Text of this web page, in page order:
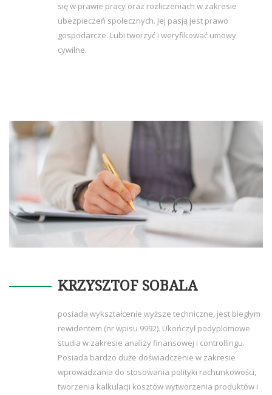
się w prawie pracy oraz rozliczeniach w zakresie
ubezpieczeń społecznych. Jej pasją jest prawo
gospodarcze. Lubi tworzyć i weryfikować umowy
cywilne.
KRZYSZTOF SOBALA
posiada wykształcenie wyższe techniczne, jest biegłym
rewidentem (nr wpisu 9992). Ukończył podyplomowe
studia w zakresie analizy finansowej i controllingu.
Posiada bardzo duże doświadczenie w zakresie
wprowadzania do stosowania polityki rachunkowości,
tworzenia kalkulacji kosztów wytworzenia produktów i